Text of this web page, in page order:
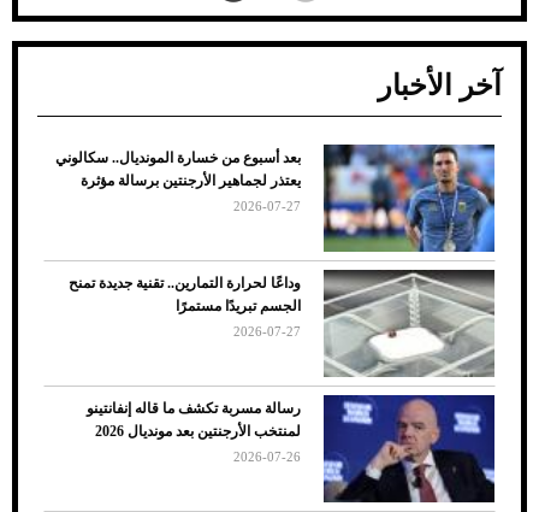
ضعف تبريد مكيف السيارة عند الوقوف.. أشهر
الأسباب والحلول
آخر الأخبار
بعد أسبوع من خسارة المونديال.. سكالوني
يعتذر لجماهير الأرجنتين برسالة مؤثرة
2026-07-27
وداعًا لحرارة التمارين.. تقنية جديدة تمنح
الجسم تبريدًا مستمرًا
2026-07-27
رسالة مسربة تكشف ما قاله إنفانتينو
لمنتخب الأرجنتين بعد مونديال 2026
2026-07-26